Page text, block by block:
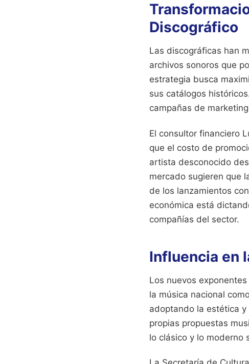
Discográfico
Las discográficas han
archivos sonoros que
estrategia busca
sus catálogos
campañas de
El consultor financiero
que el costo de
artista desconocido
mercado sugieren que
de los lanzamientos
económica está
compañías del sector.
Influencia en
Los nuevos
la música nacional
adoptando la estética
propias propuestas
lo clásico y lo moderno